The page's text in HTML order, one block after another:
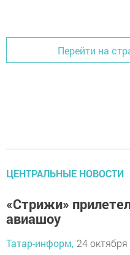
Перейти на
ЦЕНТРАЛЬНЫЕ НОВОСТИ
«Стрижи»
авиашоу
Татар-информ, 24